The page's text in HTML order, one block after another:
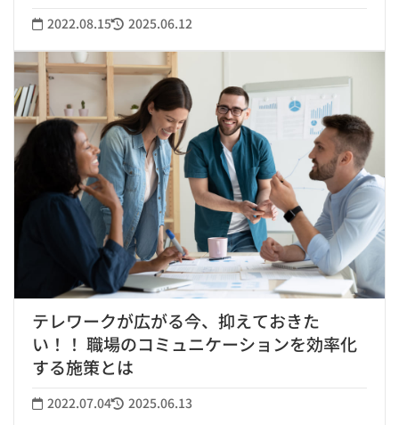
2022.08.15 2025.06.12
テレワークが広がる今、抑えておきた
い！！ 職場のコミュニケーションを効率化
する施策とは
2022.07.04 2025.06.13